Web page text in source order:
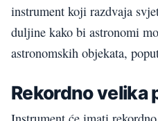
instrument koji razdvaja
duljine kako bi astronomi
astronomskih objekata,
Rekordno velika